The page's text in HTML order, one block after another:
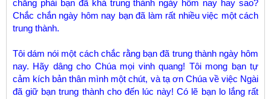
chẳng phải bạn đã khá trung thành ngày hôm nay hay sao?
Chắc chắn ngày hôm nay bạn đã làm rất nhiều việc một cách
trung thành.
Tôi dám nói một cách chắc rằng bạn đã trung thành ngày hôm
nay. Hãy dâng cho Chúa mọi vinh quang! Tôi mong bạn tự
cảm kích bản thân mình một chút, và tạ ơn Chúa về việc Ngài
đã giữ bạn trung thành cho đến lúc này! Có lẽ bạn lo lắng rất